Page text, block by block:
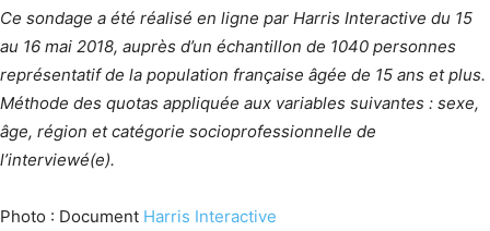
Ce sondage a été réalisé en ligne par Harris Interactive du 15
au 16 mai 2018, auprès d’un échantillon de 1040 personnes
représentatif de la population française âgée de 15 ans et plus.
Méthode des quotas appliquée aux variables suivantes : sexe,
âge, région et catégorie socioprofessionnelle de
l’interviewé(e).
Photo : Document Harris Interactive